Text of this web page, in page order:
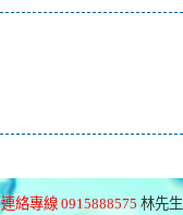
連絡專線 0915888575 林先生